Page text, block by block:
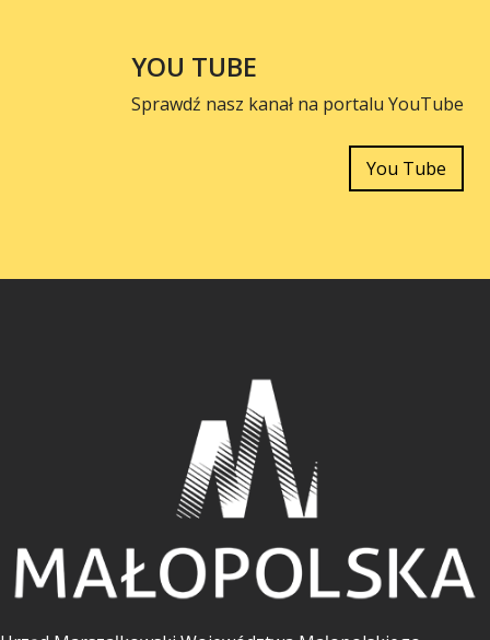
YOU TUBE
Sprawdź nasz kanał na portalu YouTube
You Tube